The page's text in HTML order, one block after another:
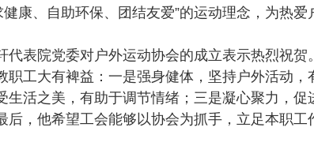
康、自助环保、团结友爱”的运动理念，为热爱
表院党委对户外运动协会的成立表示热烈祝贺
工大有裨益：一是强身健体，坚持户外活动，
活之美，有助于调节情绪；三是凝心聚力，促
，他希望工会能够以协会为抓手，立足本职工